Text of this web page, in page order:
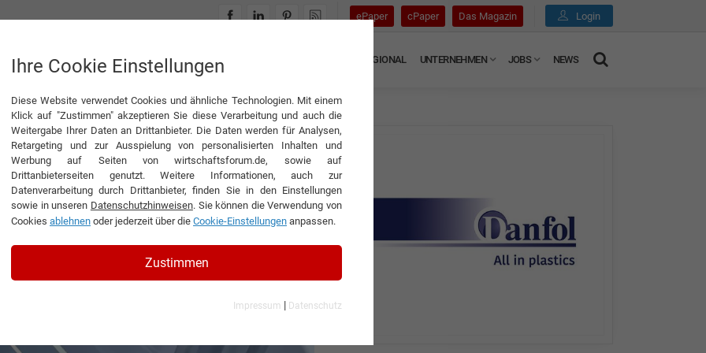
ePaper cPaper Das Magazin Login
INTERVIEWS REGIONAL UNTERNEHMEN JOBS NEWS
und persönlicher Kontakt!“
– und persönlicher
der Danfol Vertriebs GmbH
Ihre Cookie Einstellungen
Diese Website verwendet Cookies und ähnliche Technologien. Mit einem
Klick auf "Zustimmen" akzeptieren Sie diese Verarbeitung und auch die
Weitergabe Ihrer Daten an Drittanbieter. Die Daten werden für Analysen,
Retargeting und zur Ausspielung von personalisierten Inhalten und
Werbung auf Seiten von wirtschaftsforum.de, sowie auf
Drittanbieterseiten genutzt. Weitere Informationen, auch zur
Datenverarbeitung durch Drittanbieter, finden Sie in den Einstellungen
sowie in unseren Datenschutzhinweisen. Sie können die Verwendung von
Cookies ablehnen oder jederzeit über die Cookie-Einstellungen anpassen.
Zustimmen
Impressum | Datenschutz